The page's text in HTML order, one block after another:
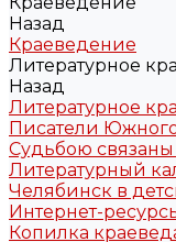
Назад
Краеведение
Литературное
Назад
Литературное
Писатели
Судьбою
Литературный
Челябинск в
Интернет-
Копилка